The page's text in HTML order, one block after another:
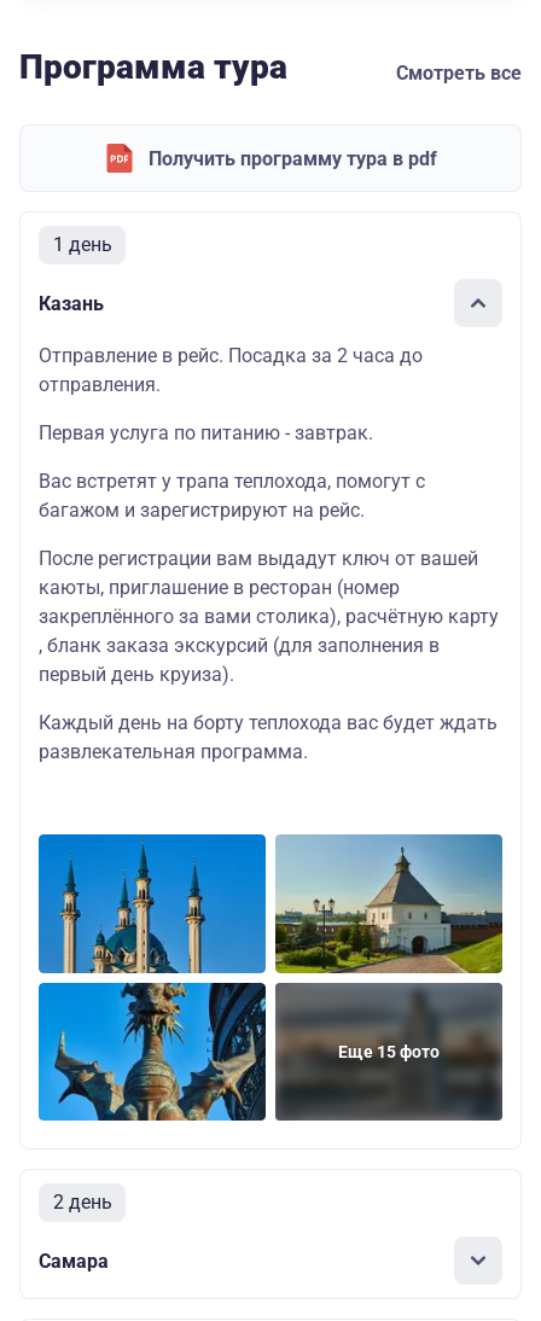
Программа тура Смотреть все
Получить программу тура в pdf
1 день
Казань
Отправление в рейс. Посадка за 2 часа до
отправления.
Первая услуга по питанию - завтрак.
Вас встретят у трапа теплохода, помогут с
багажом и зарегистрируют на рейс.
После регистрации вам выдадут ключ от вашей
каюты, приглашение в ресторан (номер
закреплённого за вами столика), расчётную карту
, бланк заказа экскурсий (для заполнения в
первый день круиза).
Каждый день на борту теплохода вас будет ждать
развлекательная программа.
Еще 15 фото
2 день
Самара